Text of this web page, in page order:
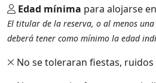
Edad mínima para alojarse
El titular de la reserva, o al menos
deberá tener como mínimo la edad
No se toleraran fiestas,